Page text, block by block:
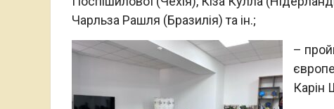
Чарльза Рашля (Бразилія) та ін.;
–
Карін